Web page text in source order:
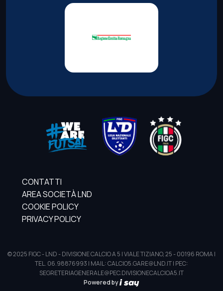
CONTATTI
AREA SOCIETÀ LND
COOKIE POLICY
PRIVACY POLICY
© 2025 FIGC - LND - DIVISIONE CALCIO A 5 | VIALE TIZIANO, 25 - 00196 ROMA |
TEL. 06.98876993 | MAIL: CALCIO5.GARE@LND.IT | PEC:
SEGRETERIAGENERALE@PEC.DIVISIONECALCIOA5.IT
Powered by